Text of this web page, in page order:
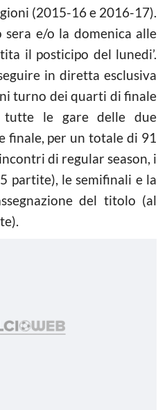
(2015-16 e 2016-17).
e/o la domenica alle
il posticipo del lunedi’.
in diretta esclusiva
turno dei quarti di finale
le gare delle due
finale, per un totale di 91
di regular season, i
partite), le semifinali e la
del titolo (al